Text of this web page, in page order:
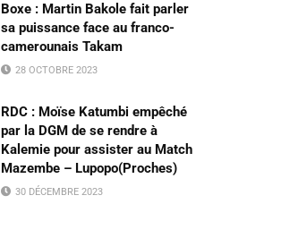
Boxe : Martin Bakole fait parler
sa puissance face au franco-
camerounais Takam
28 OCTOBRE 2023
RDC : Moïse Katumbi empêché
par la DGM de se rendre à
Kalemie pour assister au Match
Mazembe – Lupopo(Proches)
30 DÉCEMBRE 2023